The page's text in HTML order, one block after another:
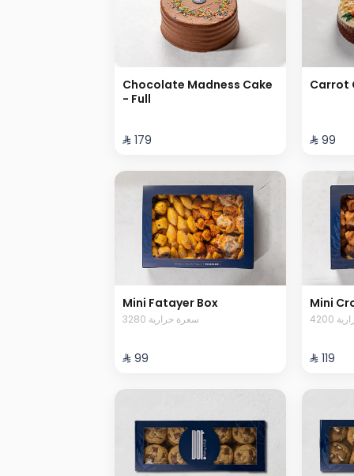
Chocolate Madness Cake
- Full
⁨⁦‪‬ 179⁩
Carrot
⁨⁦‪‬ 99⁩
Mini Fatayer Box
3280 سعرة حرارية
⁨⁦‪‬ 99⁩
Mini
⁨⁦‪‬ 119⁩